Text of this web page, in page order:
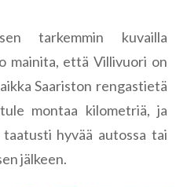
tarkemmin kuvailla
mainita, että Villivuori on
Saariston rengastietä
montaa kilometriä, ja
hyvää autossa tai
jälkeen.